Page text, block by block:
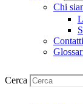
Chi
Contatti
Cerca